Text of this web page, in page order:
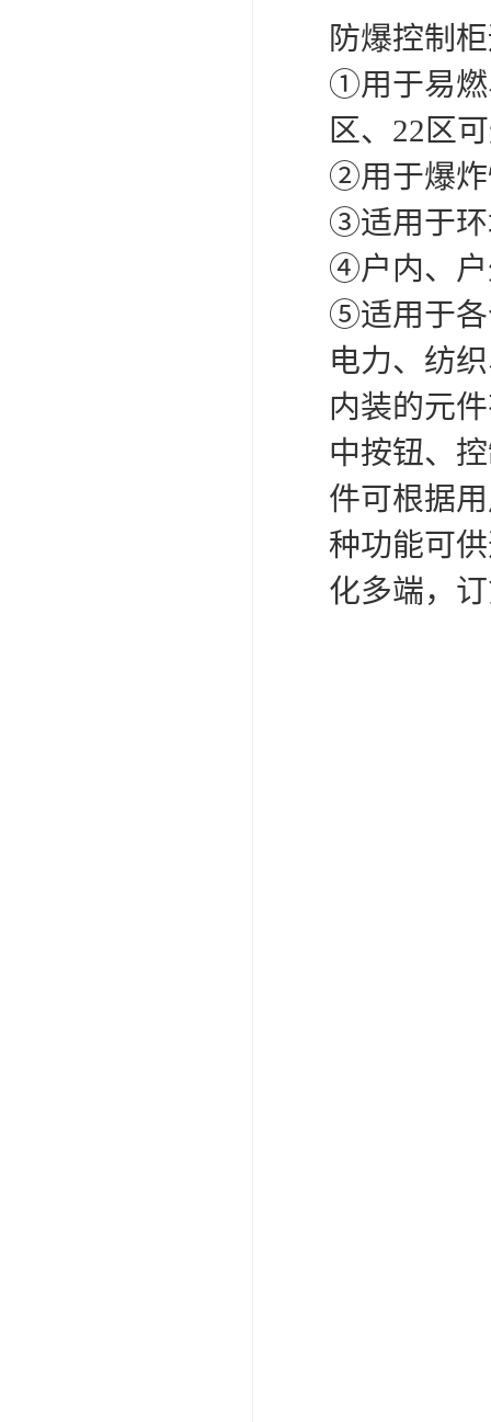
防爆控制
①用于易燃
区、22区
②用于爆炸
③适用于环
④户内、户
⑤适用于各
电力、纺
内装的元
中按钮、
件可根据
种功能可
化多端，